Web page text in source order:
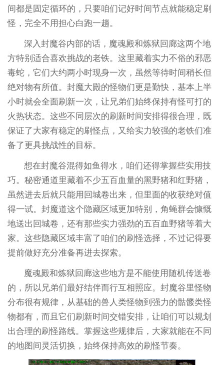
间都是固定循环的，只要咱们记好时间节点就能稳定刷
怪，完全不用担心白跑一趟。
深入封魔谷内部的话，魔魂殿和炼狱回廊这两个地
方特别适合喜欢挑战的老铁。这里藏着实力不俗的邪恶
毒蛇，它们大约两小时现身一次，虽然等待时间稍长但
绝对物有所值。封魔大殿的怪物们更是勤快，基本上半
小时就会全面刷新一次，让兄弟们始终保持有怪可打的
火热状态。这些不同层次的刷新时间安排得很合理，既
保证了大家有稳定的刷怪点，又给实力较强的老铁们准
备了更具挑战性的目标。
想在封魔谷混得如鱼得水，咱们还得掌握些实用技
巧。秘密通道里藏着不少五百血量的黑野猪和红野猪，
虽然进去后就只能用回城卷出来，但里面的收获绝对值
得一试。封魔道这个隐藏区域更加特别，角蝇群会慷慨
地送出回城卷，还有那些实力强劲的五百血野猪等着大
家。这些隐藏区域丰富了咱们的刷怪选择，不过记得要
提前做好充分准备再进去探索。
魔魂殿和炼狱回廊这些地方是不能使用随机传送卷
的，所以兄弟们最好结伴而行互相照应。封魔谷里怪物
分布很有规律，从基础的兽人类怪物到强力的骷髅类怪
物都有，而且它们刷新时间交错安排，让咱们可以规划
出合理的刷怪路线。掌握这些规律后，大家就能在不同
的地图间灵活切换，始终保持高效的刷怪节奏。